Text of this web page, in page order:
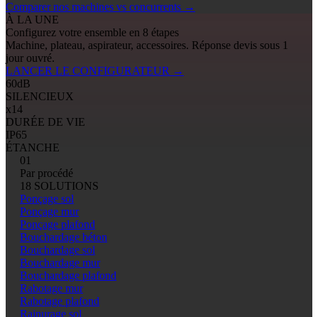
Comparer nos machines vs concurrents →
À LA UNE
Configurez votre ensemble en 8 étapes
Machine, plateau, aspirateur, accessoires. Réponse devis sous 1
jour ouvré.
LANCER LE CONFIGURATEUR →
60dB
SILENCIEUX
x14
DURÉE DE VIE
IP65
ÉTANCHE
01
Par procédé
18 SOLUTIONS
Ponçage sol
Ponçage mur
Ponçage plafond
Bouchardage béton
Bouchardage sol
Bouchardage mur
Bouchardage plafond
Rabotage mur
Rabotage plafond
Rainurage sol